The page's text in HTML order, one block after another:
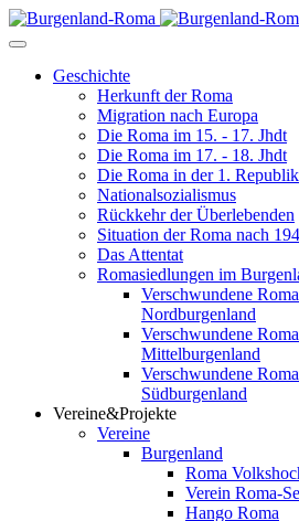
Geschichte
Herkunft der Roma
Migration nach Europa
Die Roma im 15. - 17. Jhdt
Die Roma im 17. - 18. Jhdt
Die Roma in der 1. Republik
Nationalsozialismus
Rückkehr der Überlebenden
Situation der Roma nach
Das Attentat
Romasiedlungen im
Verschwundene
Nordburgenland
Verschwundene
Mittelburgenland
Verschwundene
Südburgenland
Vereine&Projekte
Vereine
Burgenland
Roma
Verein Roma-
Hango Roma